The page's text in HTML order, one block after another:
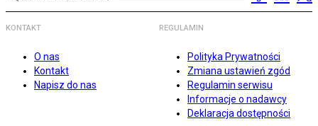
KONTAKT
O nas
Kontakt
Napisz do nas
REGULAMIN
Polityka Prywatności
Zmiana ustawień zgód
Regulamin serwisu
Informacje o nadawcy
Deklaracja dostępności